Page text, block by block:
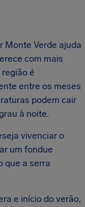
Monte Verde ajuda
com mais
é
entre os meses
podem cair
à noite.
vivenciar o
um fondue
que a serra
e início do verão,